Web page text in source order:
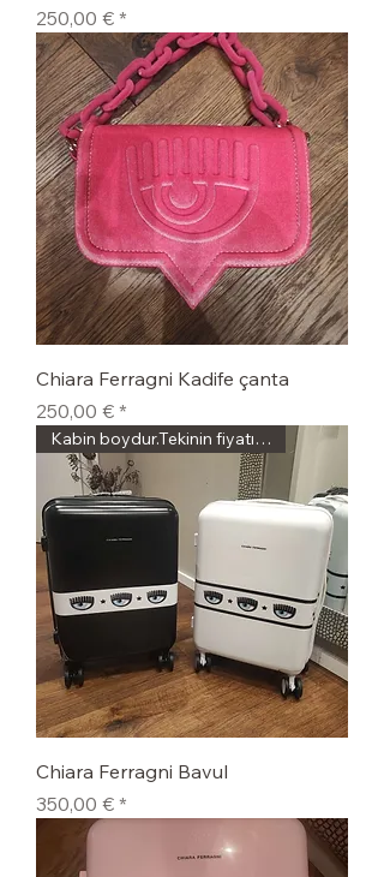
Fiyat
250,00 €
Chiara Ferragni Kadife çanta
Fiyat
250,00 €
Kabin boydur.Tekinin fiyatıdır
Chiara Ferragni Bavul
Fiyat
350,00 €